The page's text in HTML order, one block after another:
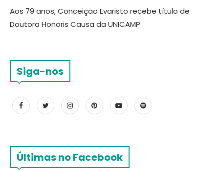
Aos 79 anos, Conceição Evaristo recebe título de
Doutora Honoris Causa da UNICAMP
Siga-nos
Últimas no Facebook